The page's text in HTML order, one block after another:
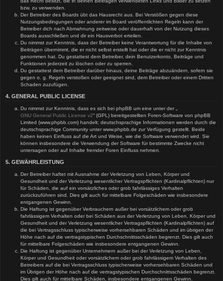
bzw. zu verwenden.
Der Betreiber des Boards übt das Hausrecht aus. Bei Verstößen gegen diese
Nutzungsbedingungen oder anderer im Board veröffentlichten Regeln kann der
Betreiber dich nach Abmahnung zeitweise oder dauerhaft von der Nutzung dieses
Boards ausschließen und dir ein Hausverbot erteilen.
Du nimmst zur Kenntnis, dass der Betreiber keine Verantwortung für die Inhalte von
Beiträgen übernimmt, die er nicht selbst erstellt hat oder die er nicht zur Kenntnis
genommen hat. Du gestattest dem Betreiber, dein Benutzerkonto, Beiträge und
Funktionen jederzeit zu löschen oder zu sperren.
Du gestattest dem Betreiber darüber hinaus, deine Beiträge abzuändern, sofern sie
gegen o. g. Regeln verstoßen oder geeignet sind, dem Betreiber oder einem Dritten
Schaden zuzufügen.
4. GENERAL PUBLIC LICENSE
Du nimmst zur Kenntnis, dass es sich bei phpBB um eine unter der „
GNU General Public License v2“ (GPL) bereitgestellten Foren-Software von phpBB
Limited (www.phpbb.com) handelt; deutschsprachige Informationen werden durch die
deutschsprachige Community unter www.phpbb.de zur Verfügung gestellt. Beide
haben keinen Einfluss auf die Art und Weise, wie die Software verwendet wird. Sie
können insbesondere die Verwendung der Software für bestimmte Zwecke nicht
untersagen oder auf Inhalte fremder Foren Einfluss nehmen.
5. GEWÄHRLEISTUNG
Der Betreiber haftet mit Ausnahme der Verletzung von Leben, Körper und
Gesundheit und der Verletzung wesentlicher Vertragspflichten (Kardinalpflichten) nur
für Schäden, die auf ein vorsätzliches oder grob fahrlässiges Verhalten
zurückzuführen sind. Dies gilt auch für mittelbare Folgeschäden wie insbesondere
entgangenen Gewinn.
Die Haftung ist gegenüber Verbrauchern außer bei vorsätzlichem oder grob
fahrlässigem Verhalten oder bei Schäden aus der Verletzung von Leben, Körper und
Gesundheit und der Verletzung wesentlicher Vertragspflichten (Kardinalpflichten) auf
die bei Vertragsschluss typischerweise vorhersehbaren Schäden und im übrigen der
Höhe nach auf die vertragstypischen Durchschnittsschäden begrenzt. Dies gilt auch
für mittelbare Folgeschäden wie insbesondere entgangenen Gewinn.
Die Haftung ist gegenüber Unternehmern außer bei der Verletzung von Leben,
Körper und Gesundheit oder vorsätzlichem oder grob fahrlässigem Verhalten des
Betreibers auf die bei Vertragsschluss typischerweise vorhersehbaren Schäden und
im Übrigen der Höhe nach auf die vertragstypischen Durchschnittsschäden begrenzt.
Dies gilt auch für mittelbare Schäden, insbesondere entgangenen Gewinn.